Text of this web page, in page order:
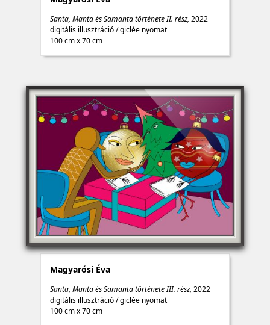
Santa, Manta és Samanta története II. rész,2022
digitális illusztráció/giclée nyomat
100 cm x 70 cm
Magyarósi Éva
Santa, Manta és Samanta története III. rész,2022
digitális illusztráció/giclée nyomat
100 cm x 70 cm